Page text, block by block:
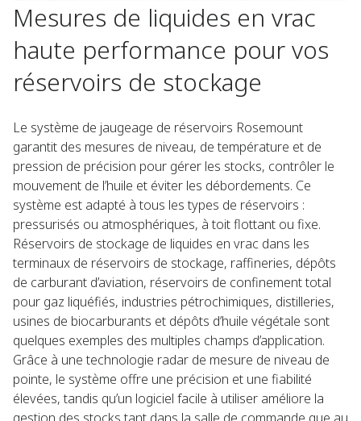
Mesures de liquides en vrac
haute performance pour vos
réservoirs de stockage
Le système de jaugeage de réservoirs Rosemount
garantit des mesures de niveau, de température et de
pression de précision pour gérer les stocks, contrôler le
mouvement de l’huile et éviter les débordements. Ce
système est adapté à tous les types de réservoirs :
pressurisés ou atmosphériques, à toit flottant ou fixe.
Réservoirs de stockage de liquides en vrac dans les
terminaux de réservoirs de stockage, raffineries, dépôts
de carburant d’aviation, réservoirs de confinement total
pour gaz liquéfiés, industries pétrochimiques, distilleries,
usines de biocarburants et dépôts d’huile végétale sont
quelques exemples des multiples champs d’application.
Grâce à une technologie radar de mesure de niveau de
pointe, le système offre une précision et une fiabilité
élevées, tandis qu’un logiciel facile à utiliser améliore la